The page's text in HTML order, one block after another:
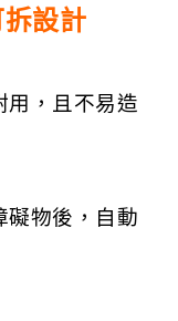
設計
用，且不易造
礙物後，自動